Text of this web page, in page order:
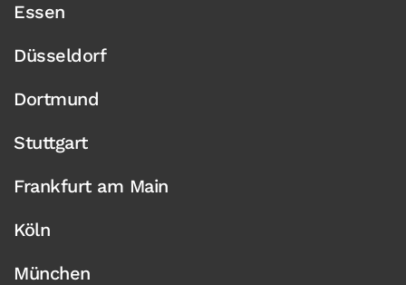
Essen
Düsseldorf
Dortmund
Stuttgart
Frankfurt am Main
Köln
München